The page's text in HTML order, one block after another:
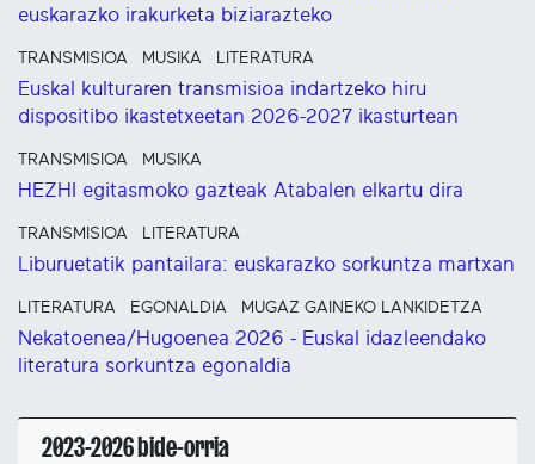
euskarazko irakurketa biziarazteko
TRANSMISIOA MUSIKA LITERATURA
Euskal kulturaren transmisioa indartzeko hiru
dispositibo ikastetxeetan 2026-2027 ikasturtean
TRANSMISIOA MUSIKA
HEZHI egitasmoko gazteak Atabalen elkartu dira
TRANSMISIOA LITERATURA
Liburuetatik pantailara: euskarazko sorkuntza martxan
LITERATURA EGONALDIA MUGAZ GAINEKO LANKIDETZA
Nekatoenea/Hugoenea 2026 - Euskal idazleendako
literatura sorkuntza egonaldia
2023-2026 bide-orria